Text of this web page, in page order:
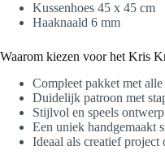
Kussenhoes 45 x 45 cm
Haaknaald 6 mm
Waarom kiezen voor het Kris
Compleet pakket met
Duidelijk patroon met
Stijlvol en speels ontwerp
Een uniek handgemaakt
Ideaal als creatief project